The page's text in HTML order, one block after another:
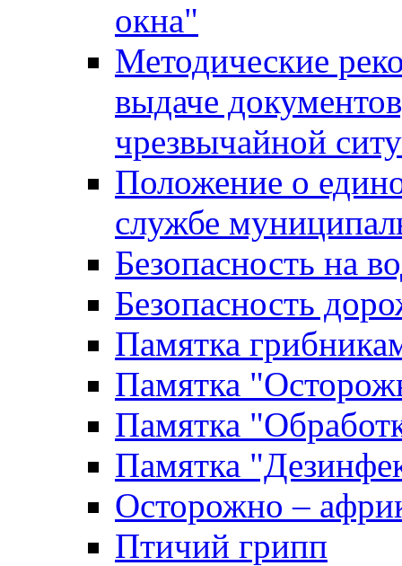
окна"
Методические
выдаче
чрезвычайной
Положение о
службе
Безопасность на
Безопасность
Памятка
Памятка
Памятка
Памятка
Осторожно –
Птичий грипп